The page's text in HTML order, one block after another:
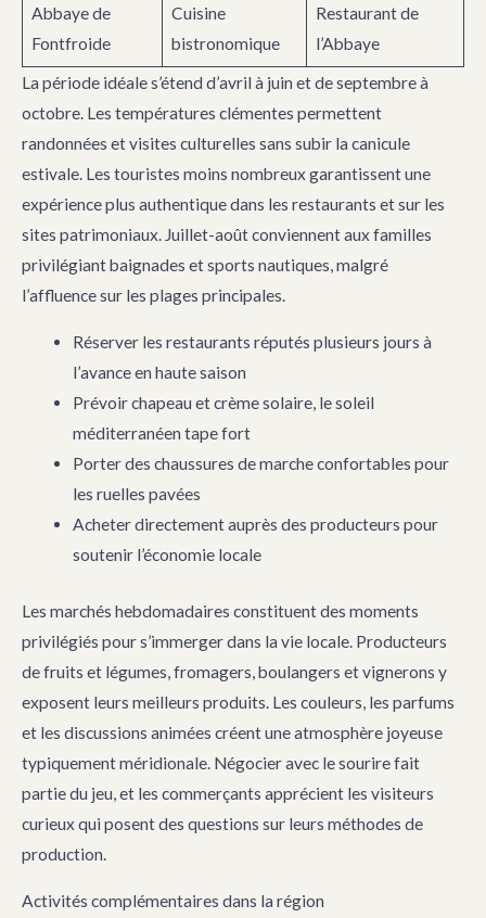
Abbaye de
Fontfroide
Cuisine
bistronomique
Restaurant de
l’Abbaye
La période idéale s’étend d’avril à juin et de septembre à
octobre. Les températures clémentes permettent
randonnées et visites culturelles sans subir la canicule
estivale. Les touristes moins nombreux garantissent une
expérience plus authentique dans les restaurants et sur les
sites patrimoniaux. Juillet-août conviennent aux familles
privilégiant baignades et sports nautiques, malgré
l’affluence sur les plages principales.
Réserver les restaurants réputés plusieurs jours à
l’avance en haute saison
Prévoir chapeau et crème solaire, le soleil
méditerranéen tape fort
Porter des chaussures de marche confortables pour
les ruelles pavées
Acheter directement auprès des producteurs pour
soutenir l’économie locale
Les marchés hebdomadaires constituent des moments
privilégiés pour s’immerger dans la vie locale. Producteurs
de fruits et légumes, fromagers, boulangers et vignerons y
exposent leurs meilleurs produits. Les couleurs, les parfums
et les discussions animées créent une atmosphère joyeuse
typiquement méridionale. Négocier avec le sourire fait
partie du jeu, et les commerçants apprécient les visiteurs
curieux qui posent des questions sur leurs méthodes de
production.
Activités complémentaires dans la région